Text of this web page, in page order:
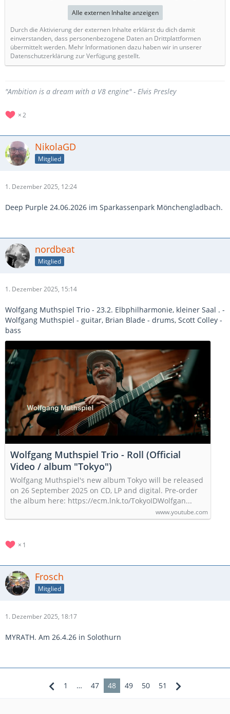
Alle externen Inhalte anzeigen
Durch die Aktivierung der externen Inhalte erklärst du dich damit
einverstanden, dass personenbezogene Daten an Drittplattformen
übermittelt werden. Mehr Informationen dazu haben wir in unserer
Datenschutzerklärung zur Verfügung gestellt.
"Ambition is a dream with a V8 engine" - Elvis Presley
2
NikolaGD
Mitglied
1. Dezember 2025, 12:24
Deep Purple 24.06.2026 im Sparkassenpark Mönchengladbach.
nordbeat
Mitglied
1. Dezember 2025, 15:14
Wolfgang Muthspiel Trio - 23.2. Elbphilharmonie, kleiner Saal . -
Wolfgang Muthspiel - guitar, Brian Blade - drums, Scott Colley -
bass
Wolfgang Muthspiel Trio - Roll (Official
Video / album "Tokyo")
Wolfgang Muthspiel's new album Tokyo will be released
on 26 September 2025 on CD, LP and digital. Pre-order
the album here: https://ecm.lnk.to/TokyoIDWolfgan...
www.youtube.com
1
Frosch
Mitglied
1. Dezember 2025, 18:17
MYRATH. Am 26.4.26 in Solothurn
1 … 47 48 49 50 51